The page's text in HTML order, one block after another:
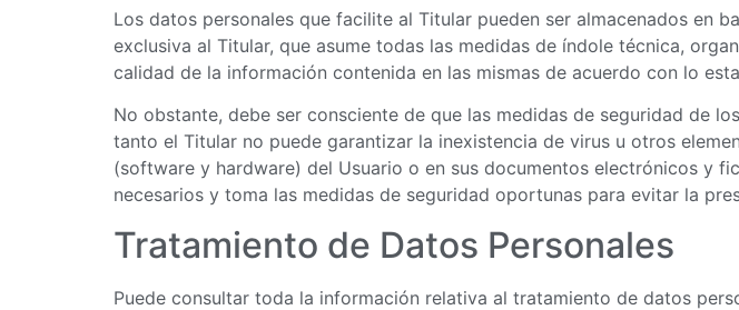
Los datos personales que facilite al Titular pueden ser almacenados en
exclusiva al Titular, que asume todas las medidas de índole técnica,
calidad de la información contenida en las mismas de acuerdo con lo
No obstante, debe ser consciente de que las medidas de seguridad de
tanto el Titular no puede garantizar la inexistencia de virus u otros
(software y hardware) del Usuario o en sus documentos electrónicos y
necesarios y toma las medidas de seguridad oportunas para evitar la
Tratamiento de Datos Personales
Puede consultar toda la información relativa al tratamiento de datos